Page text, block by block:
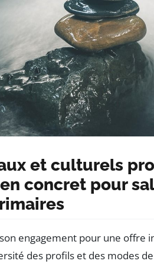
et culturels
concret pour
engagement pour une offre
des profils et des modes